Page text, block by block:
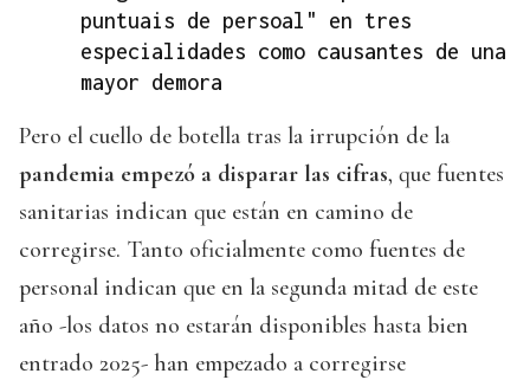
puntuais de persoal" en tres
especialidades como causantes de una
mayor demora
Pero el cuello de botella tras la irrupción de la
pandemia empezó a disparar las cifras, que fuentes
sanitarias indican que están en camino de
corregirse. Tanto oficialmente como fuentes de
personal indican que en la segunda mitad de este
año -los datos no estarán disponibles hasta bien
entrado 2025- han empezado a corregirse